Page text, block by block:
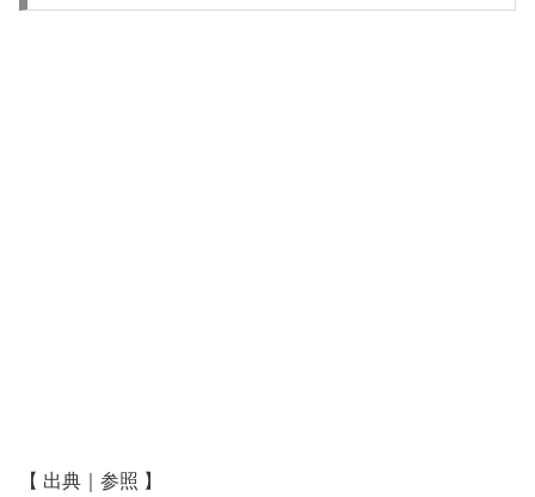
【 出典｜参照 】